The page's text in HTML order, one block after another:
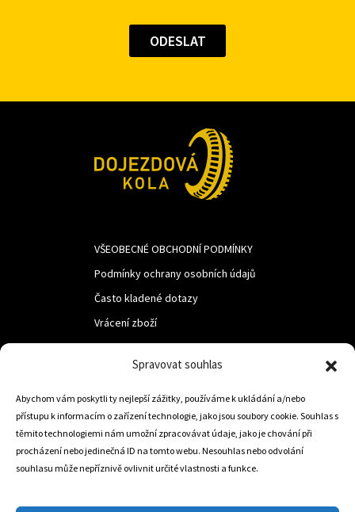
Spravovat souhlas
Abychom vám poskytli ty nejlepší zážitky, používáme k ukládání a/nebo
přístupu k informacím o zařízení technologie, jako jsou soubory cookie. Souhlas s
těmito technologiemi nám umožní zpracovávat údaje, jako je chování při
procházení nebo jedinečná ID na tomto webu. Nesouhlas nebo odvolání
souhlasu může nepříznivě ovlivnit určité vlastnosti a funkce.
VŠEOBECNÉ OBCHODNÍ PODMÍNKY
Podmínky ochrany osobních údajů
Často kladené dotazy
Vrácení zboží
LUF s.r.o.
Nám. M.R.Štefanika 518,
Trstená 02801